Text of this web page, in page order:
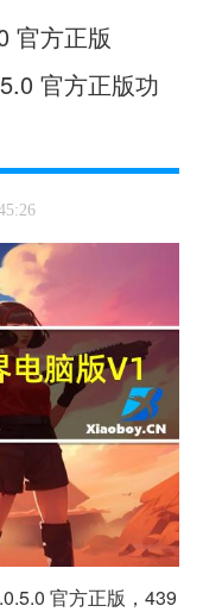
官方正版
官方正版功
官方正版，439